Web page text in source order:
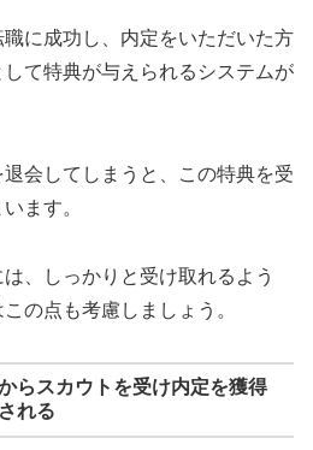
に成功し、内定をいただいた方
て特典が与えられるシステムが
会してしまうと、この特典を受
ます。
、しっかりと受け取れるよう
の点も考慮しましょう。
らスカウトを受け内定を獲得
れる